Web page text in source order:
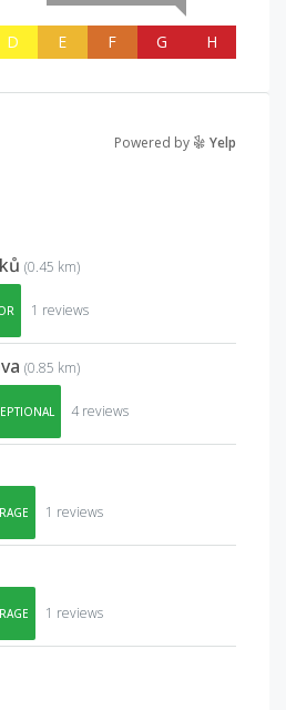
D E F G H
Powered by Yelp
(0.45 km)
1 reviews
(0.85 km)
4 reviews
1 reviews
1 reviews